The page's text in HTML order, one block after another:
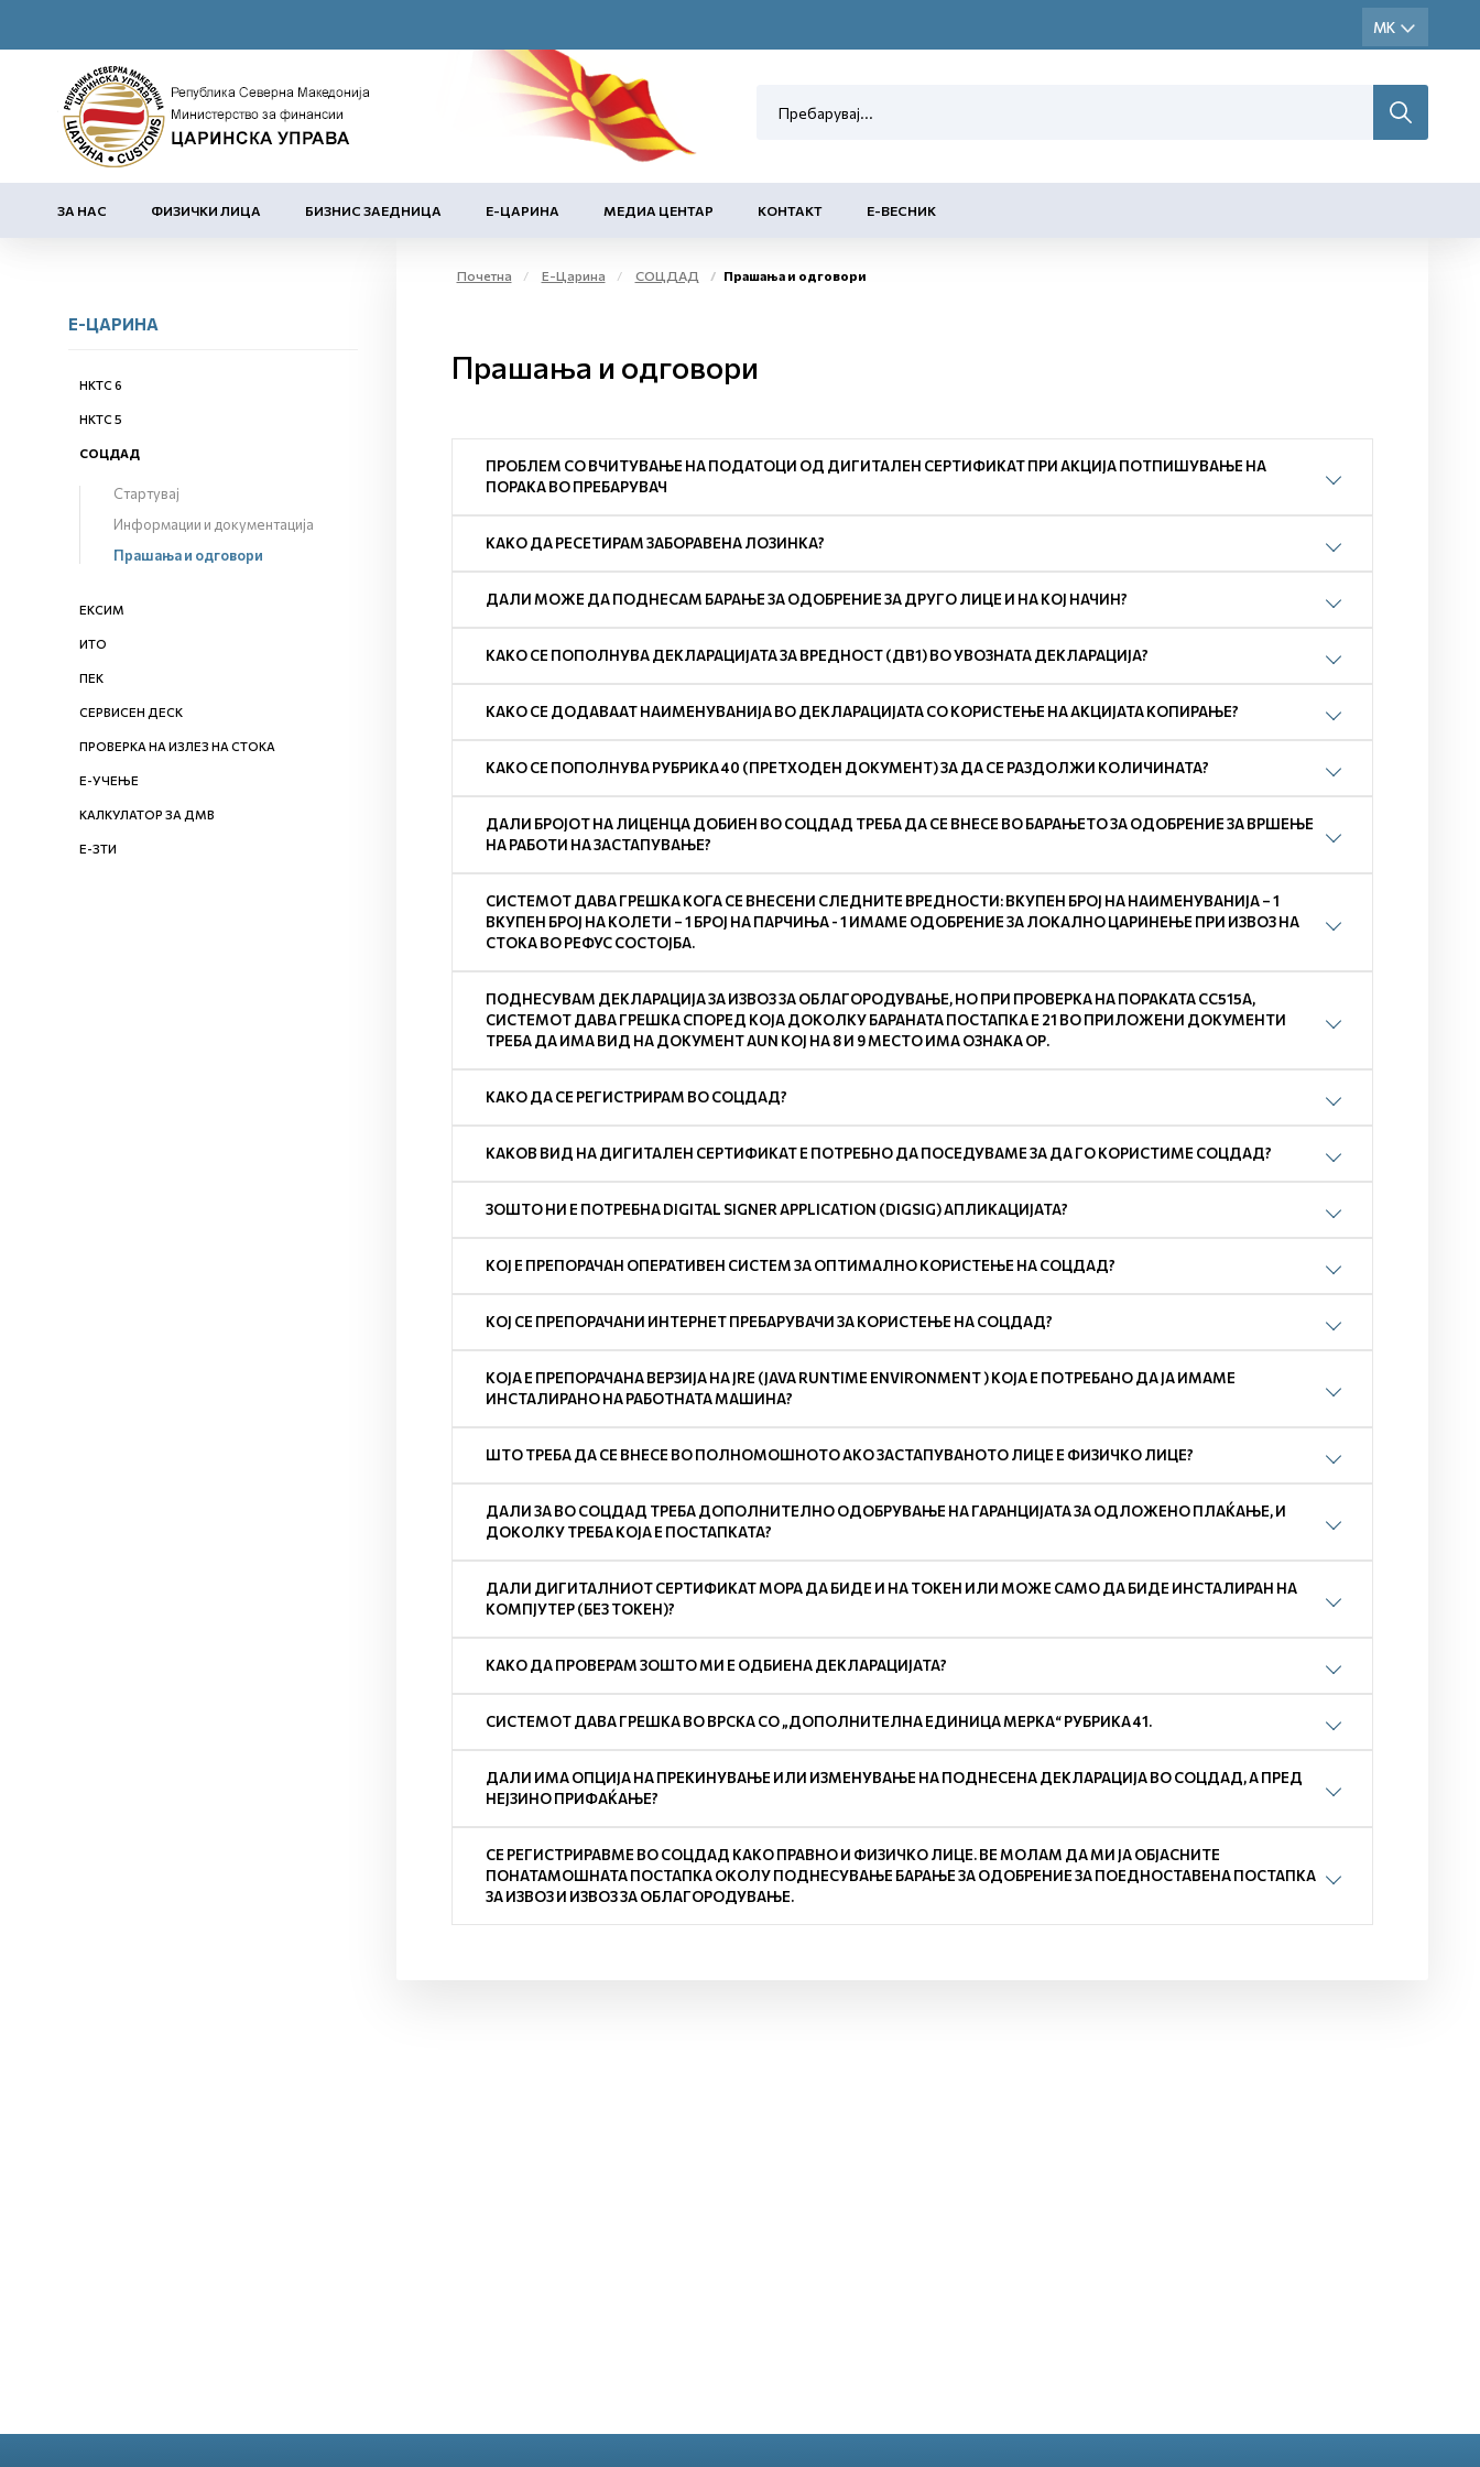
ЗА НАС ФИЗИЧКИ ЛИЦА БИЗНИС ЗАЕДНИЦА Е-ЦАРИНА МЕДИА ЦЕНТАР КОНТАКТ Е-ВЕСНИК
Е-ЦАРИНА
НКТС 6
НКТС 5
СОЦДАД
Стартувај
Информации и документација
Прашања и одговори
ЕКСИМ
ИТО
ПЕК
СЕРВИСЕН ДЕСК
ПРОВЕРКА НА ИЗЛЕЗ НА СТОКА
Е-УЧЕЊЕ
КАЛКУЛАТОР ЗА ДМВ
Е-ЗТИ
Почетна Е-Царина СОЦДАД Прашања и одговори
Прашања и одговори
ПРОБЛЕМ СО ВЧИТУВАЊЕ НА ПОДАТОЦИ ОД ДИГИТАЛЕН СЕРТИФИКАТ ПРИ АКЦИЈА ПОТПИШУВАЊЕ НА
ПОРАКА ВО ПРЕБАРУВАЧ
КАКО ДА РЕСЕТИРАМ ЗАБОРАВЕНА ЛОЗИНКА?
ДАЛИ МОЖЕ ДА ПОДНЕСАМ БАРАЊЕ ЗА ОДОБРЕНИЕ ЗА ДРУГО ЛИЦЕ И НА КОЈ НАЧИН?
КАКО СЕ ПОПОЛНУВА ДЕКЛАРАЦИЈАТА ЗА ВРЕДНОСТ (ДВ1) ВО УВОЗНАТА ДЕКЛАРАЦИЈА?
КАКО СЕ ДОДАВААТ НАИМЕНУВАНИЈА ВО ДЕКЛАРАЦИЈАТА СО КОРИСТЕЊЕ НА АКЦИЈАТА КОПИРАЊЕ?
КАКО СЕ ПОПОЛНУВА РУБРИКА 40 (ПРЕТХОДЕН ДОКУМЕНТ) ЗА ДА СЕ РАЗДОЛЖИ КОЛИЧИНАТА?
ДАЛИ БРОЈОТ НА ЛИЦЕНЦА ДОБИЕН ВО СОЦДАД ТРЕБА ДА СЕ ВНЕСЕ ВО БАРАЊЕТО ЗА ОДОБРЕНИЕ ЗА ВРШЕЊЕ
НА РАБОТИ НА ЗАСТАПУВАЊЕ?
СИСТЕМОТ ДАВА ГРЕШКА КОГА СЕ ВНЕСЕНИ СЛЕДНИТЕ ВРЕДНОСТИ: ВКУПЕН БРОЈ НА НАИМЕНУВАНИЈА – 1
ВКУПЕН БРОЈ НА КОЛЕТИ – 1 БРОЈ НА ПАРЧИЊА - 1 ИМАМЕ ОДОБРЕНИЕ ЗА ЛОКАЛНО ЦАРИНЕЊЕ ПРИ ИЗВОЗ НА
СТОКА ВО РЕФУС СОСТОЈБА.
ПОДНЕСУВАМ ДЕКЛАРАЦИЈА ЗА ИЗВОЗ ЗА ОБЛАГОРОДУВАЊЕ, НО ПРИ ПРОВЕРКА НА ПОРАКАТА СС515А,
СИСТЕМОТ ДАВА ГРЕШКА СПОРЕД КОЈА ДОКОЛКУ БАРАНАТА ПОСТАПКА Е 21 ВО ПРИЛОЖЕНИ ДОКУМЕНТИ
ТРЕБА ДА ИМА ВИД НА ДОКУМЕНТ AUN КОЈ НА 8 И 9 МЕСТО ИМА ОЗНАКА ОР.
КАКО ДА СЕ РЕГИСТРИРАМ ВО СОЦДАД?
КАКОВ ВИД НА ДИГИТАЛЕН СЕРТИФИКАТ Е ПОТРЕБНО ДА ПОСЕДУВАМЕ ЗА ДА ГО КОРИСТИМЕ СОЦДАД?
ЗОШТО НИ Е ПОТРЕБНА DIGITAL SIGNER APPLICATION (DIGSIG) АПЛИКАЦИЈАТА?
КОЈ Е ПРЕПОРАЧАН ОПЕРАТИВЕН СИСТЕМ ЗА ОПТИМАЛНО КОРИСТЕЊЕ НА СОЦДАД?
КОЈ СЕ ПРЕПОРАЧАНИ ИНТЕРНЕТ ПРЕБАРУВАЧИ ЗА КОРИСТЕЊЕ НА СОЦДАД?
КОЈА Е ПРЕПОРАЧАНА ВЕРЗИЈА НА JRE (JAVA RUNTIME ENVIRONMENT ) КОЈА Е ПОТРЕБАНО ДА ЈА ИМАМЕ
ИНСТАЛИРАНО НА РАБОТНАТА МАШИНА?
ШТО ТРЕБА ДА СЕ ВНЕСЕ ВО ПОЛНОМОШНОТО АКО ЗАСТАПУВАНОТО ЛИЦЕ Е ФИЗИЧКО ЛИЦЕ?
ДАЛИ ЗА ВО СОЦДАД ТРЕБА ДОПОЛНИТЕЛНО ОДОБРУВАЊЕ НА ГАРАНЦИЈАТА ЗА ОДЛОЖЕНО ПЛАЌАЊЕ, И
ДОКОЛКУ ТРЕБА КОЈА Е ПОСТАПКАТА?
ДАЛИ ДИГИТАЛНИОТ СЕРТИФИКАТ МОРА ДА БИДЕ И НА ТОКЕН ИЛИ МОЖЕ САМО ДА БИДЕ ИНСТАЛИРАН НА
КОМПЈУТЕР (БЕЗ ТОКЕН)?
КАКО ДА ПРОВЕРАМ ЗОШТО МИ Е ОДБИЕНА ДЕКЛАРАЦИЈАТА?
СИСТЕМОТ ДАВА ГРЕШКА ВО ВРСКА СО „ДОПОЛНИТЕЛНА ЕДИНИЦА МЕРКА“ РУБРИКА 41.
ДАЛИ ИМА ОПЦИЈА НА ПРЕКИНУВАЊЕ ИЛИ ИЗМЕНУВАЊЕ НА ПОДНЕСЕНА ДЕКЛАРАЦИЈА ВО СОЦДАД, А ПРЕД
НЕЈЗИНО ПРИФАЌАЊЕ?
СЕ РЕГИСТРИРАВМЕ ВО СОЦДАД КАКО ПРАВНО И ФИЗИЧКО ЛИЦЕ. ВЕ МОЛАМ ДА МИ ЈА ОБЈАСНИТЕ
ПОНАТАМОШНАТА ПОСТАПКА ОКОЛУ ПОДНЕСУВАЊЕ БАРАЊЕ ЗА ОДОБРЕНИЕ ЗА ПОЕДНОСТАВЕНА ПОСТАПКА
ЗА ИЗВОЗ И ИЗВОЗ ЗА ОБЛАГОРОДУВАЊЕ.